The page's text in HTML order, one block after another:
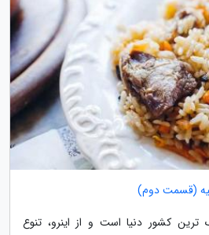
(قسمت دوم)
کشور دنیا است و از اینرو، تنوع